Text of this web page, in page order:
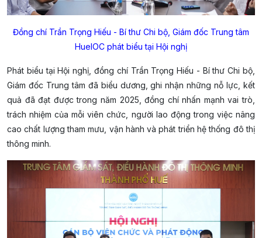
Đồng chí Trần Trọng Hiếu - Bí thư Chi bộ, Giám đốc Trung tâm
HueIOC phát biểu tại Hội nghị
Phát biểu tại Hội nghị, đồng chí Trần Trọng Hiếu - Bí thư Chi bộ,
Giám đốc Trung tâm đã biểu dương, ghi nhận những nỗ lực, kết
quả đã đạt được trong năm 2025, đồng chí nhấn mạnh vai trò,
trách nhiệm của mỗi viên chức, người lao động trong việc nâng
cao chất lượng tham mưu, vận hành và phát triển hệ thống đô thị
thông minh.